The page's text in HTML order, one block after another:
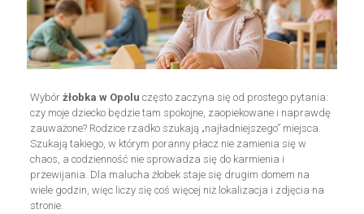
Wybór żłobka w Opolu często zaczyna się od prostego pytania:
czy moje dziecko będzie tam spokojne, zaopiekowane i naprawdę
zauważone? Rodzice rzadko szukają „najładniejszego” miejsca.
Szukają takiego, w którym poranny płacz nie zamienia się w
chaos, a codzienność nie sprowadza się do karmienia i
przewijania. Dla malucha żłobek staje się drugim domem na
wiele godzin, więc liczy się coś więcej niż lokalizacja i zdjęcia na
stronie.